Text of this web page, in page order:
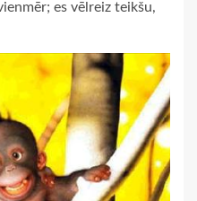
es vēlreiz teikšu,